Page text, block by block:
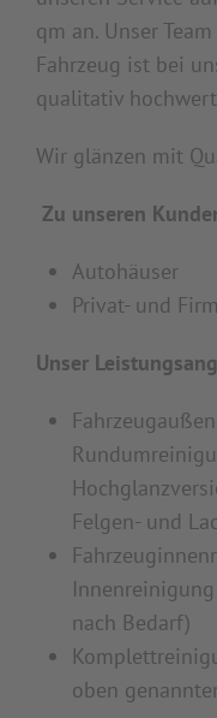
qm an. Unser
Fahrzeug ist bei
qualitativ
Wir glänzen mit
Zu unseren
Autohäuser
Privat- und
Unser
Felgen- und
Innenreinigung
nach Bedarf)
oben